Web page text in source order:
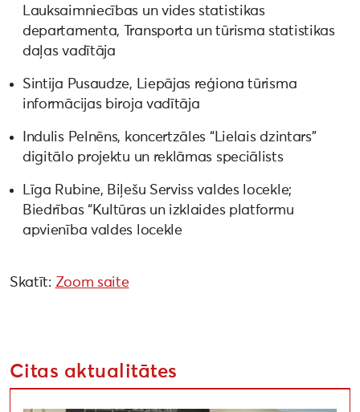
Lauksaimniecības un vides statistikas
departamenta, Transporta un tūrisma statistikas
daļas vadītāja
Sintija Pusaudze, Liepājas reģiona tūrisma
informācijas biroja vadītāja
Indulis Pelnēns, koncertzāles “Lielais dzintars”
digitālo projektu un reklāmas speciālists
Līga Rubine, Biļešu Serviss valdes locekle;
Biedrības “Kultūras un izklaides platformu
apvienība valdes locekle‍
Skatīt: Zoom saite
Citas aktualitātes